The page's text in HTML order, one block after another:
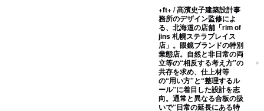
+ft+ / 髙濱史子建築設計事
務所のデザイン監修によ
る、北海道の店舗「rim of
jins 札幌ステラプレイス
店」。眼鏡ブランドの特別
業態店。自然と非日常の両
立等の“相反する考え方”の
共存を求め、仕上材等
の“用い方”と“整理するル
ール”に着目した設計を志
向。通常と異なる合板の扱
いで“日常の延長にある特